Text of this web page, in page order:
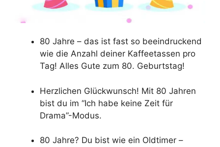
80 Jahre – das ist fast so beeindruckend
wie die Anzahl deiner Kaffeetassen pro
Tag! Alles Gute zum 80. Geburtstag!
Herzlichen Glückwunsch! Mit 80 Jahren
bist du im “Ich habe keine Zeit für
Drama”-Modus.
80 Jahre? Du bist wie ein Oldtimer –